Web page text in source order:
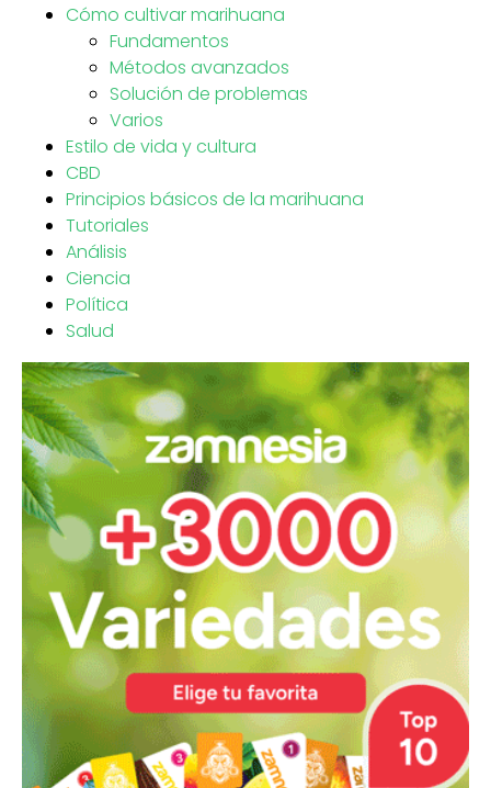
Cómo cultivar marihuana
Fundamentos
Métodos avanzados
Solución de problemas
Varios
Estilo de vida y cultura
CBD
Principios básicos de la marihuana
Tutoriales
Análisis
Ciencia
Política
Salud